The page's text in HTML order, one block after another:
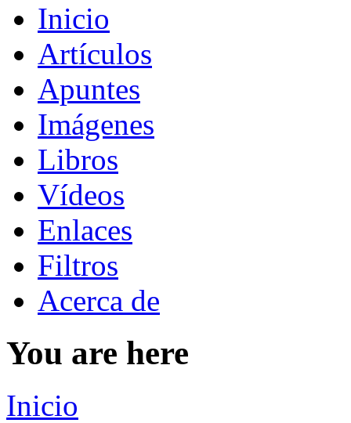
Inicio
Artículos
Apuntes
Imágenes
Libros
Vídeos
Enlaces
Filtros
Acerca de
You are here
Inicio